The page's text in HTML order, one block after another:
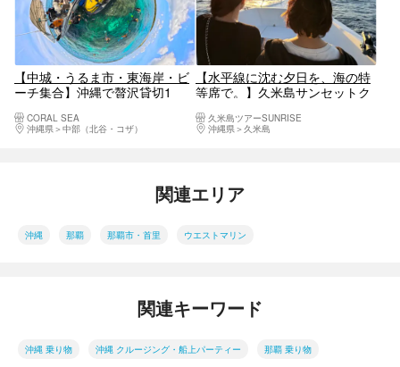
【中城・うるま市・東海岸・ビ
ーチ集合】沖縄で贅沢貸切1
ンドホッピング満喫プラン♪新
規OPEN記念実地中！
CORAL SEA
沖縄県
中部（北谷・コザ）
【水平線に沈む夕日を、海の特
等席で。】久米島サンセットク
久米島ツアーSUNRISE
沖縄県
久米島
関連エリア
沖縄 那覇 那覇市・首里 ウエストマリン
関連キーワード
沖縄 乗り物 沖縄 クルージング・船上パーティー 那覇 乗り物